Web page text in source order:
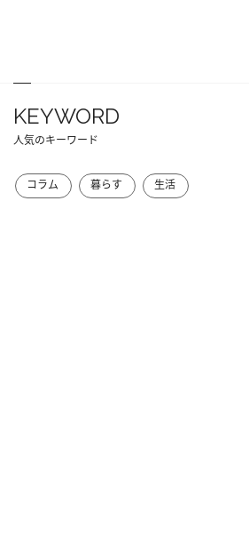
KEYWORD
人気のキーワード
コラム 暮らす 生活